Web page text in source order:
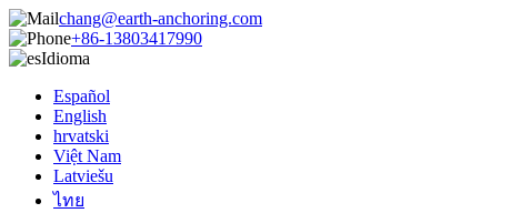
chang@earth-anchoring.com
+86-13803417990
Idioma
Español
English
hrvatski
Việt Nam
Latviešu
ไทย